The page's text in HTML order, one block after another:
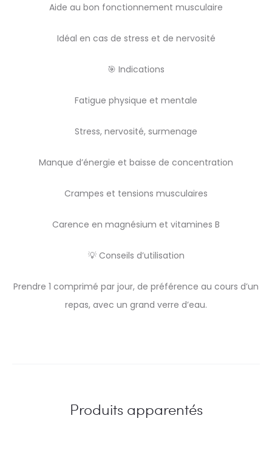
Aide au bon fonctionnement musculaire
Idéal en cas de stress et de nervosité
🎯 Indications
Fatigue physique et mentale
Stress, nervosité, surmenage
Manque d’énergie et baisse de concentration
Crampes et tensions musculaires
Carence en magnésium et vitamines B
💡 Conseils d’utilisation
Prendre 1 comprimé par jour, de préférence au cours d’un
repas, avec un grand verre d’eau.
Produits apparentés